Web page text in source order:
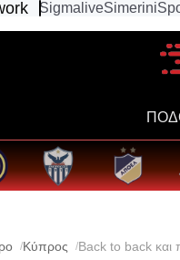
SigmaliveSimerini
Κύπρος Back to back και